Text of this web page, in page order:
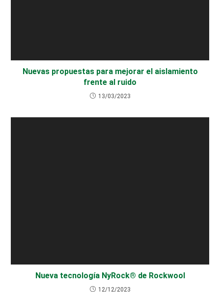
Nuevas propuestas para mejorar el aislamiento
frente al ruido
13/03/2023
Nueva tecnología NyRock® de Rockwool
12/12/2023